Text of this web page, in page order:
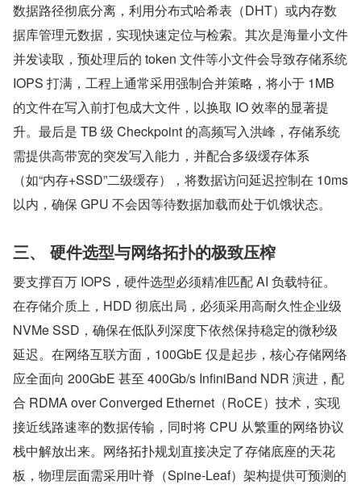
数据路径彻底分离，利用分布式哈希表（DHT）或内存数
据库管理元数据，实现快速定位与检索。其次是海量小文件
并发读取，预处理后的 token 文件等小文件会导致存储系统
IOPS 打满，工程上通常采用强制合并策略，将小于 1MB
的文件在写入前打包成大文件，以换取 IO 效率的显著提
升。最后是 TB 级 Checkpoint 的高频写入洪峰，存储系统
需提供高带宽的突发写入能力，并配合多级缓存体系
（如“内存+SSD”二级缓存），将数据访问延迟控制在 10ms
以内，确保 GPU 不会因等待数据加载而处于饥饿状态。
三、 硬件选型与网络拓扑的极致压榨
要支撑百万 IOPS，硬件选型必须精准匹配 AI 负载特征。
在存储介质上，HDD 彻底出局，必须采用高耐久性企业级
NVMe SSD，确保在低队列深度下依然保持稳定的微秒级
延迟。在网络互联方面，100GbE 仅是起步，核心存储网络
应全面向 200GbE 甚至 400Gb/s InfiniBand NDR 演进，配
合 RDMA over Converged Ethernet（RoCE）技术，实现
接近线路速率的数据传输，同时将 CPU 从繁重的网络协议
栈中解放出来。网络拓扑规划直接决定了存储底座的天花
板，物理层面需采用叶脊（Spine-Leaf）架构提供可预测的